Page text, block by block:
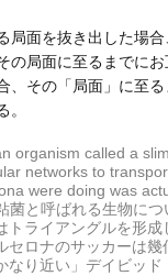
局面を抜き出した場
の局面に至るまでに
、その「局面」に至
。
organism called a
networks to
were doing was
菌と呼ばれる生物につ
トライアングルを形
セロナのサッカーは幾
なり近い」デイビッド